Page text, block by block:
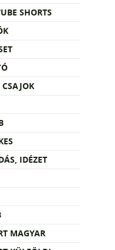
SHORTS
CSAJOK
IDÉZET
MAGYAR